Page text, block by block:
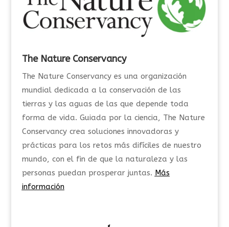
The Nature Conservancy
The Nature Conservancy es una organización
mundial dedicada a la conservación de las
tierras y las aguas de las que depende toda
forma de vida. Guiada por la ciencia, The Nature
Conservancy crea soluciones innovadoras y
prácticas para los retos más difíciles de nuestro
mundo, con el fin de que la naturaleza y las
personas puedan prosperar juntas. Más
información